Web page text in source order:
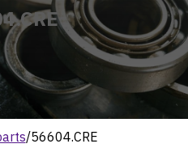
/56604.CRE